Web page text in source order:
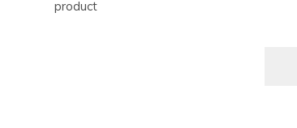
product